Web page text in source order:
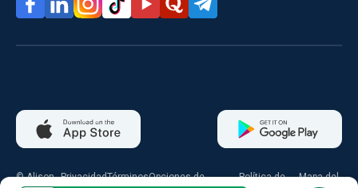
© Alison PrivacidadTérminosOpciones de Política de Mapa del